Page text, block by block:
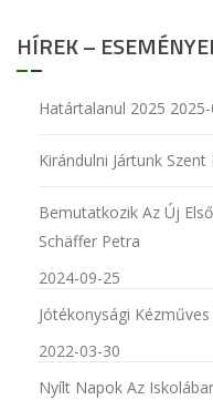
HÍREK –
Határtalanul 2025
Kirándulni Jártunk
Bemutatkozik Az Új
Schäffer Petra
2024-09-25
Jótékonysági
2022-03-30
Nyílt Napok Az